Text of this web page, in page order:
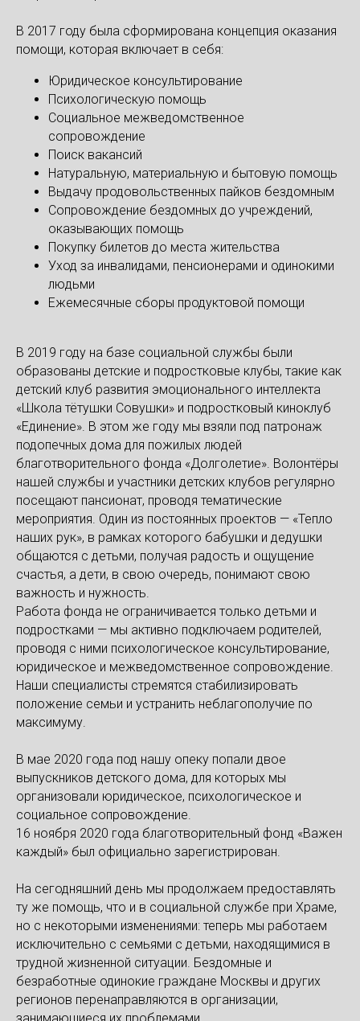
В 2017 году была сформирована концепция оказания
помощи, которая включает в себя:
Юридическое консультирование
Психологическую помощь
Социальное межведомственное
сопровождение
Поиск вакансий
Натуральную, материальную и бытовую помощь
Выдачу продовольственных пайков бездомным
Сопровождение бездомных до учреждений,
оказывающих помощь
Покупку билетов до места жительства
Уход за инвалидами, пенсионерами и одинокими
людьми
Ежемесячные сборы продуктовой помощи
В 2019 году на базе социальной службы были
образованы детские и подростковые клубы, такие как
детский клуб развития эмоционального интеллекта
«Школа тётушки Совушки» и подростковый киноклуб
«Единение». В этом же году мы взяли под патронаж
подопечных дома для пожилых людей
благотворительного фонда «Долголетие». Волонтёры
нашей службы и участники детских клубов регулярно
посещают пансионат, проводя тематические
мероприятия. Один из постоянных проектов — «Тепло
наших рук», в рамках которого бабушки и дедушки
общаются с детьми, получая радость и ощущение
счастья, а дети, в свою очередь, понимают свою
важность и нужность.
Работа фонда не ограничивается только детьми и
подростками — мы активно подключаем родителей,
проводя с ними психологическое консультирование,
юридическое и межведомственное сопровождение.
Наши специалисты стремятся стабилизировать
положение семьи и устранить неблагополучие по
максимуму.
В мае 2020 года под нашу опеку попали двое
выпускников детского дома, для которых мы
организовали юридическое, психологическое и
социальное сопровождение.
16 ноября 2020 года благотворительный фонд «Важен
каждый» был официально зарегистрирован.
На сегодняшний день мы продолжаем предоставлять
ту же помощь, что и в социальной службе при Храме,
но с некоторыми изменениями: теперь мы работаем
исключительно с семьями с детьми, находящимися в
трудной жизненной ситуации. Бездомные и
безработные одинокие граждане Москвы и других
регионов перенаправляются в организации,